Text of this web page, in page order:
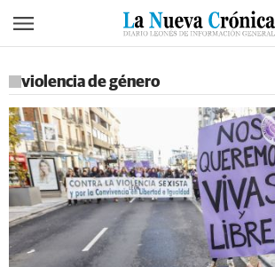
violencia de género